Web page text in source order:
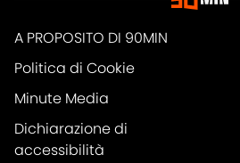
A PROPOSITO DI 90MIN
Politica di Cookie
Minute Media
Dichiarazione di
accessibilità